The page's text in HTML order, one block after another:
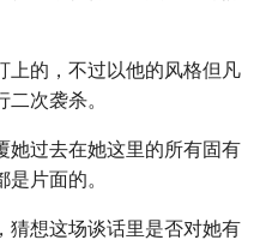
上的，不过以他的风格但凡
次袭杀。
她过去在她这里的所有固有
片面的。
猜想这场谈话里是否对她有